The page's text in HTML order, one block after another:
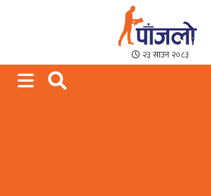
Paajalo News
We are from Far West
२३ साउन २०८३